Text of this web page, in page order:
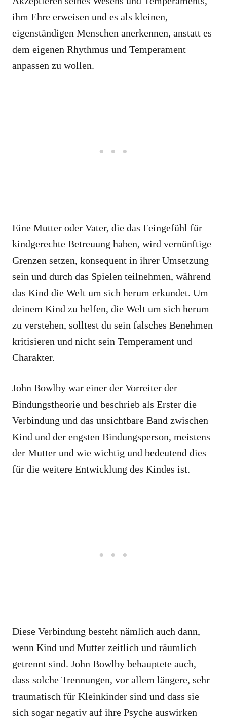
ihm Ehre erweisen und es als kleinen,
eigenständigen Menschen anerkennen, anstatt es
dem eigenen Rhythmus und Temperament
anpassen zu wollen.
Eine Mutter oder Vater, die das Feingefühl für
kindgerechte Betreuung haben, wird vernünftige
Grenzen setzen, konsequent in ihrer Umsetzung
sein und durch das Spielen teilnehmen, während
das Kind die Welt um sich herum erkundet. Um
deinem Kind zu helfen, die Welt um sich herum
zu verstehen, solltest du sein falsches Benehmen
kritisieren und nicht sein Temperament und
Charakter.
John Bowlby war einer der Vorreiter der
Bindungstheorie und beschrieb als Erster die
Verbindung und das unsichtbare Band zwischen
Kind und der engsten Bindungsperson, meistens
der Mutter und wie wichtig und bedeutend dies
für die weitere Entwicklung des Kindes ist.
Diese Verbindung besteht nämlich auch dann,
wenn Kind und Mutter zeitlich und räumlich
getrennt sind. John Bowlby behauptete auch,
dass solche Trennungen, vor allem längere, sehr
traumatisch für Kleinkinder sind und dass sie
sich sogar negativ auf ihre Psyche auswirken